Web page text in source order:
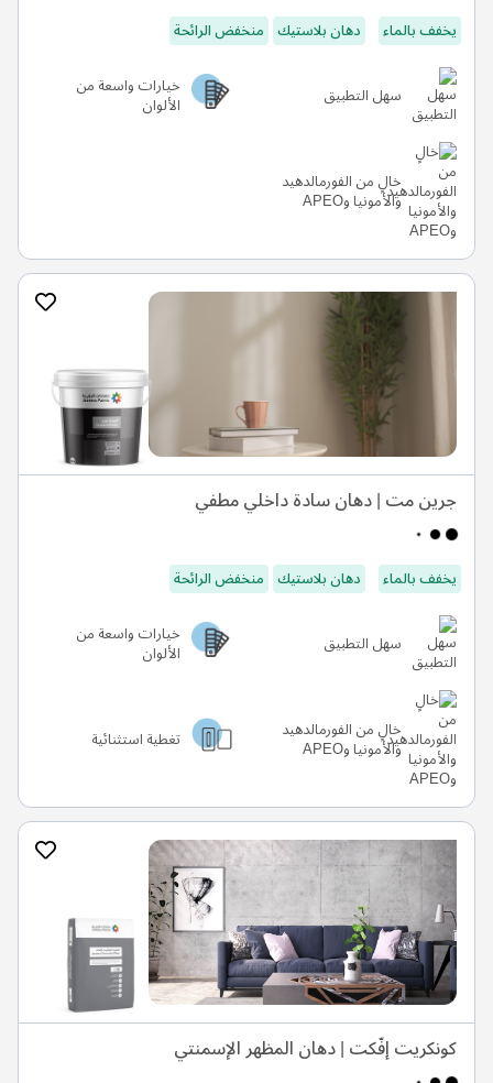
يخفف بالماء دهان بلاستيك منخفض الرائحة
سهل التطبيق خيارات واسعة من
الألوان
خالٍ من الفورمالدهيد
والأمونيا وAPEO
جرين مت | دهان سادة داخلي مطفي
يخفف بالماء دهان بلاستيك منخفض الرائحة
سهل التطبيق خيارات واسعة من
الألوان
خالٍ من الفورمالدهيد
والأمونيا وAPEO تغطية استثنائية
كونكريت إفّكت | دهان المظهر الإسمنتي